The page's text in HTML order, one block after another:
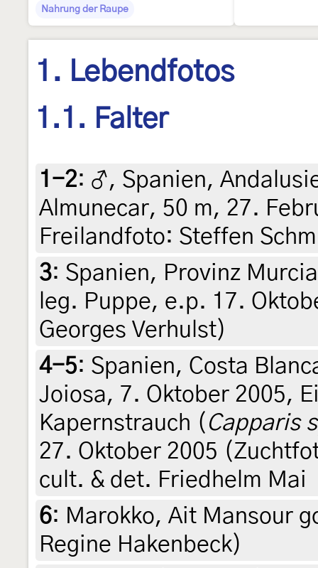
Nahrung der Raupe
1. Lebendfotos
1.1. Falter
1-2: ♂, Spanien,
Almunecar, 50 m, 27.
Freilandfoto: Steffen
3: Spanien, Provinz
leg. Puppe, e.p. 17.
Georges Verhulst)
4-5: Spanien, Costa
Joiosa, 7. Oktober 2005,
Kapernstrauch ( Capparis
27. Oktober 2005
cult. & det. Friedhelm Mai
6: Marokko, Ait Mansour
Regine Hakenbeck)